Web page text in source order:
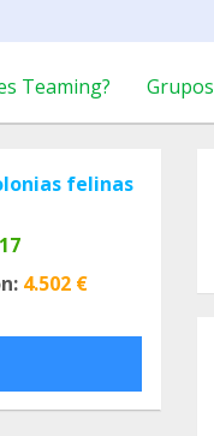
Teaming? Grupos
felinas
4.502 €